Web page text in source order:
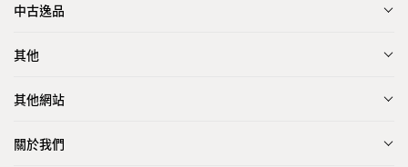
中古逸品
其他
其他網站
關於我們